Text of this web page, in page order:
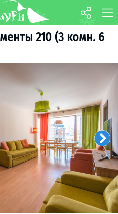
210 (3 комн. 6
КАРТА
канал